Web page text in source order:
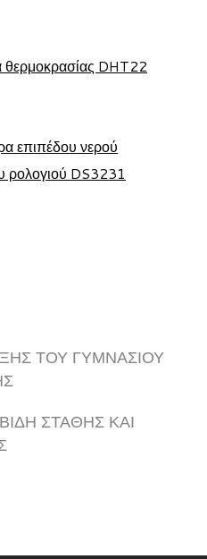
θερμοκρασίας DHT22
επιπέδου νερού
ρολογιού DS3231
ΤΟΥ ΓΥΜΝΑΣΊΟΥ
ΣΤΆΘΗΣ ΚΑΙ